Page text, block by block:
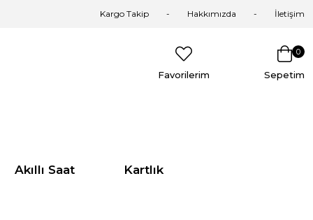
Kargo Takip Hakkımızda İletişim
Sepetim
0
Favorilerim
Akıllı Saat Kartlık